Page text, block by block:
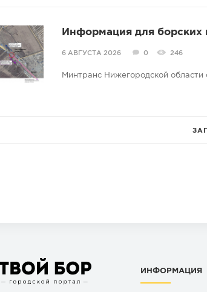
Информация для борских
6 АВГУСТА 2026 0 246
Минтранс Нижегородской области
ИНФОРМАЦИЯ